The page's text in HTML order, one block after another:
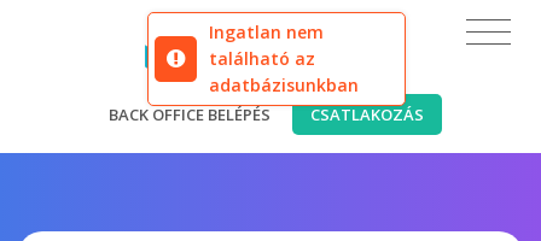
Ingatlan nem
található az
adatbázisunkban
BACK OFFICE BELÉPÉS CSATLAKOZÁS